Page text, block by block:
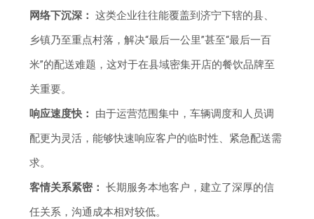
网络下沉深： 这类企业往往能覆盖到济宁下辖的县、
乡镇乃至重点村落，解决“最后一公里”甚至“最后一百
米”的配送难题，这对于在县域密集开店的餐饮品牌至
关重要。
响应速度快：
由于运营范围集中，车辆调度和人员调
配更为灵活，能够快速响应客户的临时性、紧急配送需
求。
客情关系紧密： 长期服务本地客户，建立了深厚的信
任关系，沟通成本相对较低。